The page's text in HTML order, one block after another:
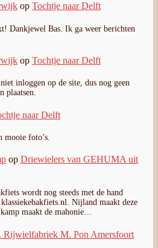
op Tochtje naar Delft
Dankjewel Bas. Ik ga weer berichten
op Tochtje naar Delft
inloggen op de site, dus nog geen
plaatsen.
naar Delft
mooie foto’s.
op Driewielers van GEHUMA uit
wordt nog steeds met de hand
Nijland maakt deze
maakt de mahonie…
Rijwielfabriek M. Pon Amersfoort